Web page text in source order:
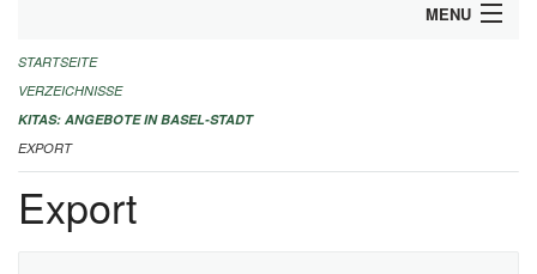
MENU
ALLGEMEINE INFORMATIONEN
IMPRESSUM
STARTSEITE
VERZEICHNISSE
KITAS: ANGEBOTE IN BASEL-STADT
EXPORT
Export